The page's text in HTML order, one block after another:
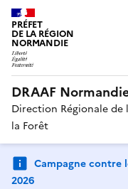
PRÉFET
DE LA RÉGION
NORMANDIE
DRAAF
Direction Régionale de
la Forêt
Campagne contre
2026